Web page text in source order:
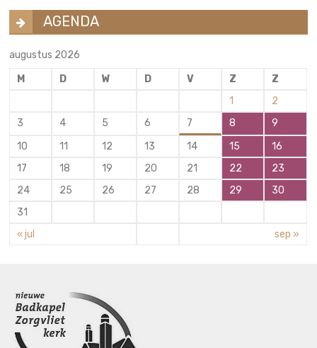
AGENDA
augustus 2026
M
D W D V Z
Z
1
2
3
4 5 6 7 8
9
10
11 12 13 14 15
16
17
18 19 20 21 22
23
24
25 26 27 28 29
30
31
« jul
sep »